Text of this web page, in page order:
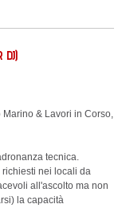
DJ)
& Lavori in Corso,
tecnica.
nei locali da
all'ascolto ma non
la capacità